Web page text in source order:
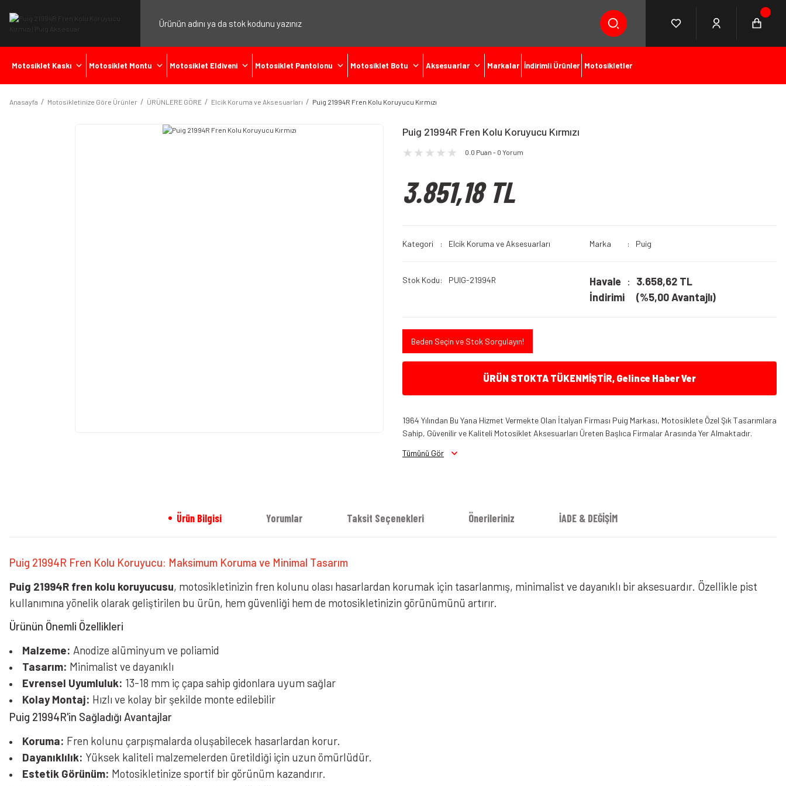
Motosiklet Kaskı Motosiklet Montu Motosiklet Eldiveni Motosiklet Pantolonu Motosiklet Botu Aksesuarlar Markalar İndirimli Ürünler Motosikletler
Anasayfa Motosikletinize Göre Ürünler ÜRÜNLERE GÖRE Elcik Koruma ve Aksesuarları Puig 21994R Fren Kolu Koruyucu Kırmızı
Puig 21994R Fren Kolu Koruyucu Kırmızı
0.0 Puan - 0 Yorum
3.851,18 TL
Kategori Elcik Koruma ve Aksesuarları Marka Puig
Stok Kodu PUIG-21994R
Havale
İndirimi
3.658,62 TL
(%5,00 Avantajlı)
Beden Seçin ve Stok Sorgulayın!
ÜRÜN STOKTA TÜKENMİŞTİR, Gelince Haber Ver
1964 Yılından Bu Yana Hizmet Vermekte Olan İtalyan Firması Puig Markası, Motosiklete Özel Şık Tasarımlara
Sahip, Güvenilir ve Kaliteli Motosiklet Aksesuarları Üreten Başlıca Firmalar Arasında Yer Almaktadır.
Tümünü Gör
Ürün Bilgisi Yorumlar Taksit Seçenekleri Önerileriniz İADE & DEĞİŞİM
Puig 21994R Fren Kolu Koruyucu: Maksimum Koruma ve Minimal Tasarım
Puig 21994R fren kolu koruyucusu, motosikletinizin fren kolunu olası hasarlardan korumak için tasarlanmış, minimalist ve dayanıklı bir aksesuardır. Özellikle pist
kullanımına yönelik olarak geliştirilen bu ürün, hem güvenliği hem de motosikletinizin görünümünü artırır.
Ürünün Önemli Özellikleri
Malzeme: Anodize alüminyum ve poliamid
Tasarım: Minimalist ve dayanıklı
Evrensel Uyumluluk: 13-18 mm iç çapa sahip gidonlara uyum sağlar
Kolay Montaj: Hızlı ve kolay bir şekilde monte edilebilir
Puig 21994R'in Sağladığı Avantajlar
Koruma: Fren kolunu çarpışmalarda oluşabilecek hasarlardan korur.
Dayanıklılık: Yüksek kaliteli malzemelerden üretildiği için uzun ömürlüdür.
Estetik Görünüm: Motosikletinize sportif bir görünüm kazandırır.